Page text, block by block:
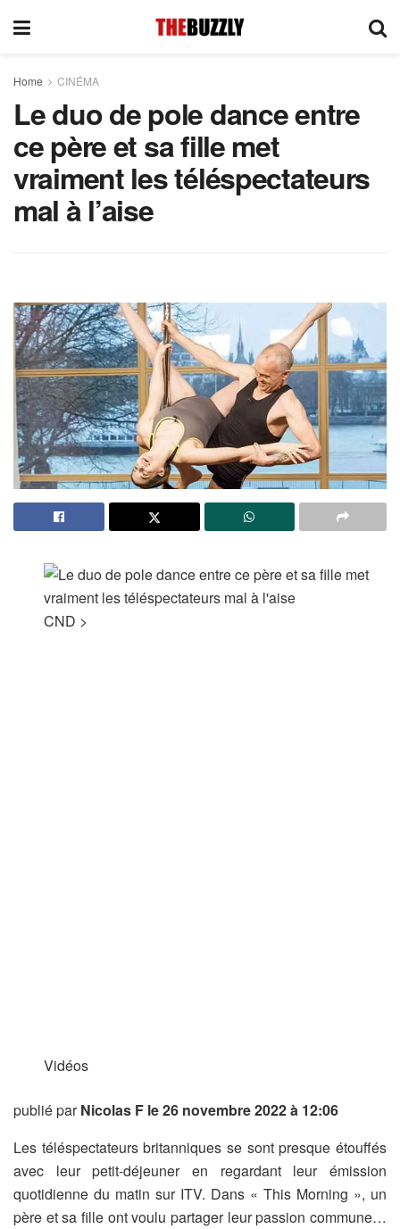
Home CINÉMA
Le duo de pole dance entre
ce père et sa fille met
vraiment les téléspectateurs
mal à l’aise
CND >
Vidéos
publié parNicolas F le 26 novembre 2022 à 12:06
Les téléspectateurs britanniques se sont presque étouffés
avec leur petit-déjeuner en regardant leur émission
quotidienne du matin sur ITV. Dans « This Morning », un
père et sa fille ont voulu partager leur passion commune…